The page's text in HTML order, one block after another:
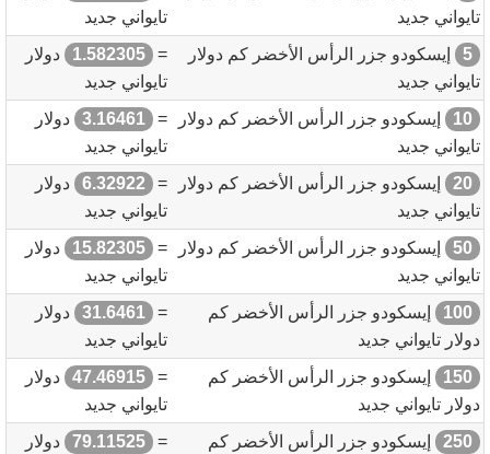
تايواني جديد
تايواني جديد
5
إيسكودو جزر الرأس الأخضر كم دولار
تايواني جديد
=
1.582305
دولار
تايواني جديد
10
إيسكودو جزر الرأس الأخضر كم دولار
تايواني جديد
=
3.16461
دولار
تايواني جديد
20
إيسكودو جزر الرأس الأخضر كم دولار
تايواني جديد
=
6.32922
دولار
تايواني جديد
50
إيسكودو جزر الرأس الأخضر كم دولار
تايواني جديد
=
15.82305
دولار
تايواني جديد
100
إيسكودو جزر الرأس الأخضر كم
دولار تايواني جديد
=
31.6461
دولار
تايواني جديد
150
إيسكودو جزر الرأس الأخضر كم
دولار تايواني جديد
=
47.46915
دولار
تايواني جديد
250
إيسكودو جزر الرأس الأخضر كم
=
79.11525
دولار